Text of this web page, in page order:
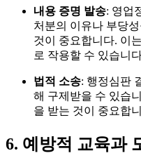
내용 증명 발송: 영업
처분의 이유나 부당
것이 중요합니다. 이
로 작용할 수 있습니
법적 소송: 행정심판
해 구제받을 수 있습
을 받는 것이 중요합
6. 예방적 교육과